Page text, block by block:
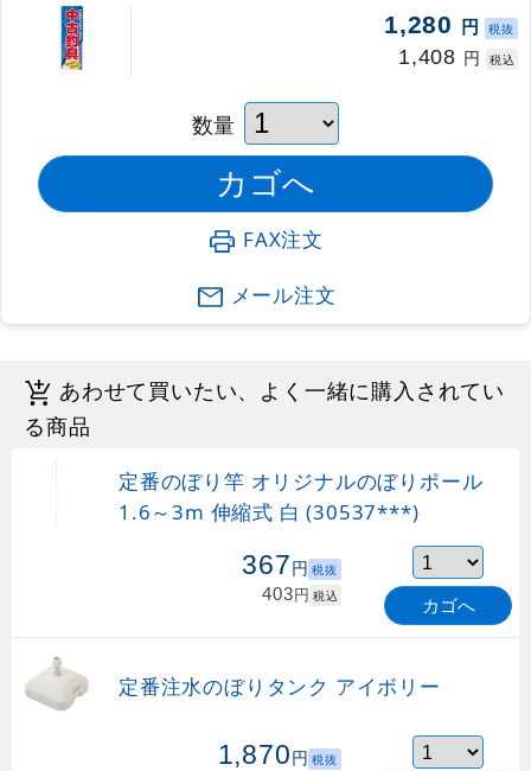
1,280 円 税抜
1,408 円 税込
数量
FAX注文
メール注文
あわせて買いたい、よく一緒に購入されてい
る商品
定番のぼり竿 オリジナルのぼりポール
1.6～3m 伸縮式 白 (30537***)
367円 税抜
403円 税込 カゴへ
定番注水のぼりタンク アイボリー
1,870円 税抜